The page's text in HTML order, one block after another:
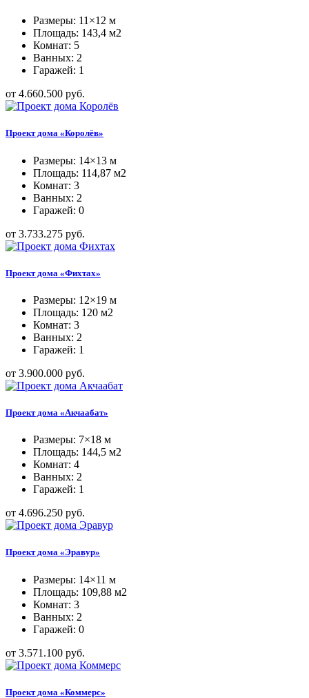
Размеры: 11×12 м
Площадь: 143,4 м2
Комнат: 5
Ванных: 2
Гаражей: 1
от 4.660.500 руб.
Проект дома «Королёв»
Размеры: 14×13 м
Площадь: 114,87 м2
Комнат: 3
Ванных: 2
Гаражей: 0
от 3.733.275 руб.
Проект дома «Фихтах»
Размеры: 12×19 м
Площадь: 120 м2
Комнат: 3
Ванных: 2
Гаражей: 1
от 3.900.000 руб.
Проект дома «Акчаабат»
Размеры: 7×18 м
Площадь: 144,5 м2
Комнат: 4
Ванных: 2
Гаражей: 1
от 4.696.250 руб.
Проект дома «Эравур»
Размеры: 14×11 м
Площадь: 109,88 м2
Комнат: 3
Ванных: 2
Гаражей: 0
от 3.571.100 руб.
Проект дома «Коммерс»